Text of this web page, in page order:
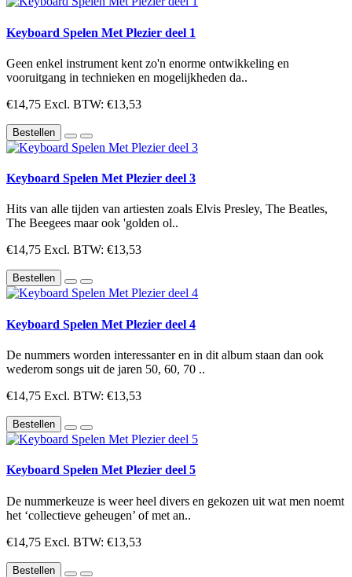
Keyboard Spelen Met Plezier deel 1
Geen enkel instrument kent zo'n enorme ontwikkeling en
vooruitgang in technieken en mogelijkheden da..
€14,75 Excl. BTW: €13,53
Bestellen
Keyboard Spelen Met Plezier deel 3
Hits van alle tijden van artiesten zoals Elvis Presley, The Beatles,
The Beegees maar ook 'golden ol..
€14,75 Excl. BTW: €13,53
Bestellen
Keyboard Spelen Met Plezier deel 4
De nummers worden interessanter en in dit album staan dan ook
wederom songs uit de jaren 50, 60, 70 ..
€14,75 Excl. BTW: €13,53
Bestellen
Keyboard Spelen Met Plezier deel 5
De nummerkeuze is weer heel divers en gekozen uit wat men noemt
het ‘collectieve geheugen’ of met an..
€14,75 Excl. BTW: €13,53
Bestellen